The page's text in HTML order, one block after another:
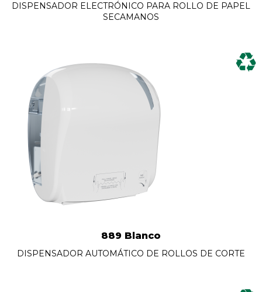
DISPENSADOR ELECTRÓNICO PARA ROLLO DE PAPEL
SECAMANOS
889 Blanco
DISPENSADOR AUTOMÁTICO DE ROLLOS DE CORTE